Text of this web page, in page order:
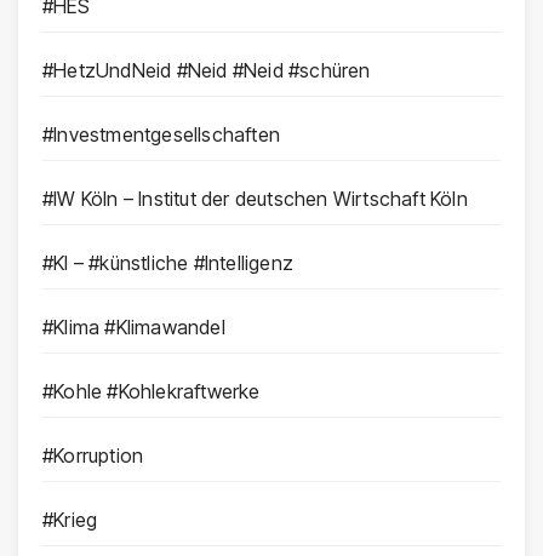
#HES
#HetzUndNeid #Neid #Neid #schüren
#Investmentgesellschaften
#IW Köln – Institut der deutschen Wirtschaft Köln
#KI – #künstliche #Intelligenz
#Klima #Klimawandel
#Kohle #Kohlekraftwerke
#Korruption
#Krieg